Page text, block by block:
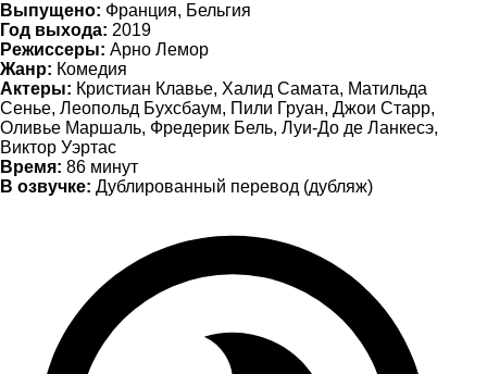
Выпущено: Франция, Бельгия
Год выхода: 2019
Режиссеры: Арно Лемор
Жанр: Комедия
Актеры: Кристиан Клавье, Халид Самата, Матильда
Сенье, Леопольд Бухсбаум, Пили Груан, Джои Старр,
Оливье Маршаль, Фредерик Бель, Луи-До де Ланкесэ,
Виктор Уэртас
Время: 86 минут
В озвучке: Дублированный перевод (дубляж)